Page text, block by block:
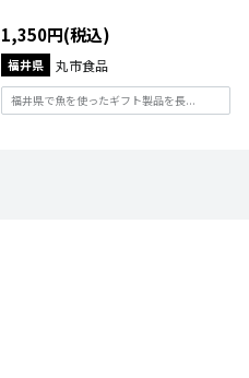
1,350円(税込)
福井県 丸市食品
福井県で魚を使ったギフト製品を長...